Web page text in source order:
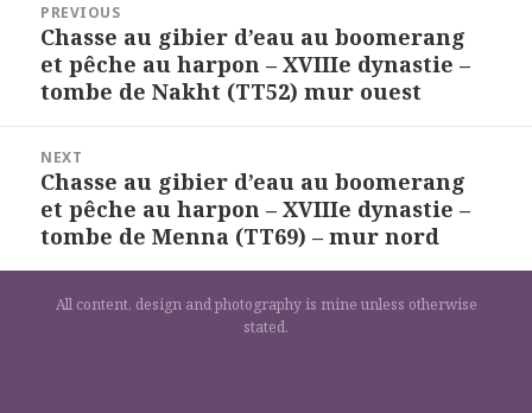
l’article
PREVIOUS
Previous
post:
Chasse au gibier d’eau au boomerang
et pêche au harpon – XVIIIe dynastie –
tombe de Nakht (TT52) mur ouest
NEXT
Next
post:
Chasse au gibier d’eau au boomerang
et pêche au harpon – XVIIIe dynastie –
tombe de Menna (TT69) – mur nord
All content, design and photography is mine unless otherwise
stated.